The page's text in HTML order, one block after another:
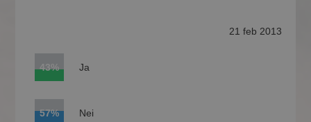
21 feb 2013
43% Ja
57% Nei